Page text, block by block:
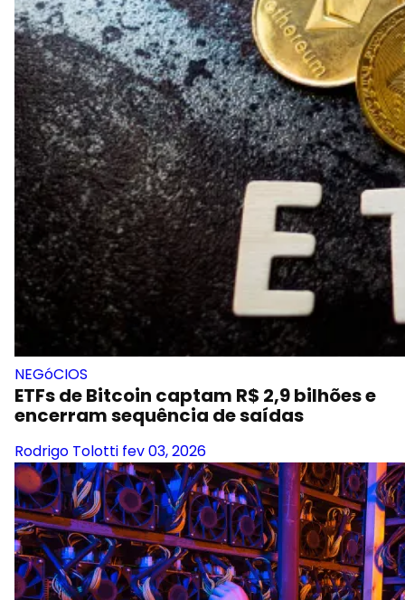
NEGóCIOS
ETFs de Bitcoin captam R$ 2,9 bilhões e
encerram sequência de saídas
Rodrigo Tolotti fev 03, 2026